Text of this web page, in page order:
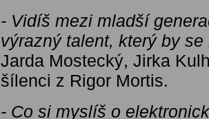
- Vidíš mezi mladší
výrazný talent, který by
Jarda Mostecký, Jirka
šílenci z Rigor Mortis.
- Co si myslíš o